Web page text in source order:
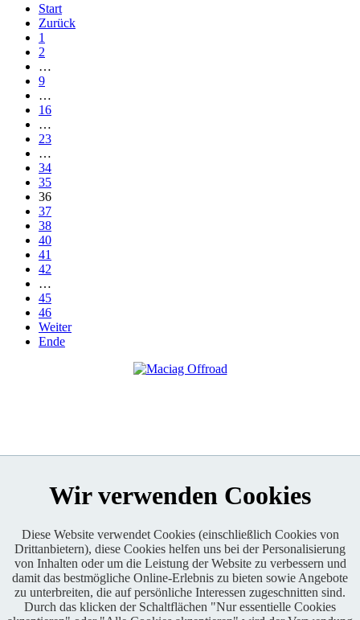
Start
Zurück
1
2
…
9
…
16
…
23
…
34
35
36
37
38
40
41
42
…
45
46
Weiter
Ende
Enduro One Series Partner
Wir verwenden Cookies
Diese Website verwendet Cookies (einschließlich Cookies von
Drittanbietern), diese Cookies helfen uns bei der Personalisierung
von Inhalten oder um die Leistung der Website zu verbessern und
damit das bestmögliche Online-Erlebnis zu bieten sowie Angebote
zu unterbreiten, die auf persönliche Interessen zugeschnitten sind.
Durch das klicken der Schaltflächen "Nur essentielle Cookies